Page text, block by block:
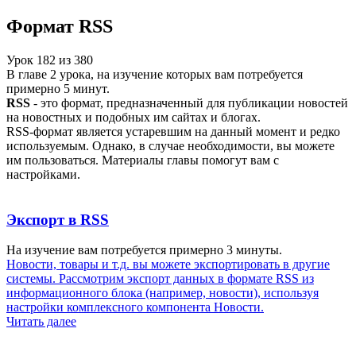
Формат RSS
Урок 182 из 380
В главе 2 урока, на изучение которых вам потребуется
примерно 5 минут.
RSS - это формат, предназначенный для публикации новостей
на новостных и подобных им сайтах и блогах.
RSS-формат является устаревшим на данный момент и редко
используемым. Однако, в случае необходимости, вы можете
им пользоваться. Материалы главы помогут вам с
настройками.
Экспорт в RSS
На изучение вам потребуется примерно 3 минуты.
Новости, товары и т.д. вы можете экспортировать в другие
системы. Рассмотрим экспорт данных в формате RSS из
информационного блока (например, новости), используя
настройки комплексного компонента Новости.
Читать далее